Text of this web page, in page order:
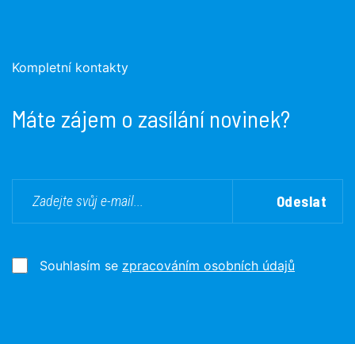
Kompletní kontakty
Máte zájem o zasílání novinek?
Souhlasím se zpracováním osobních údajů
Odeslat